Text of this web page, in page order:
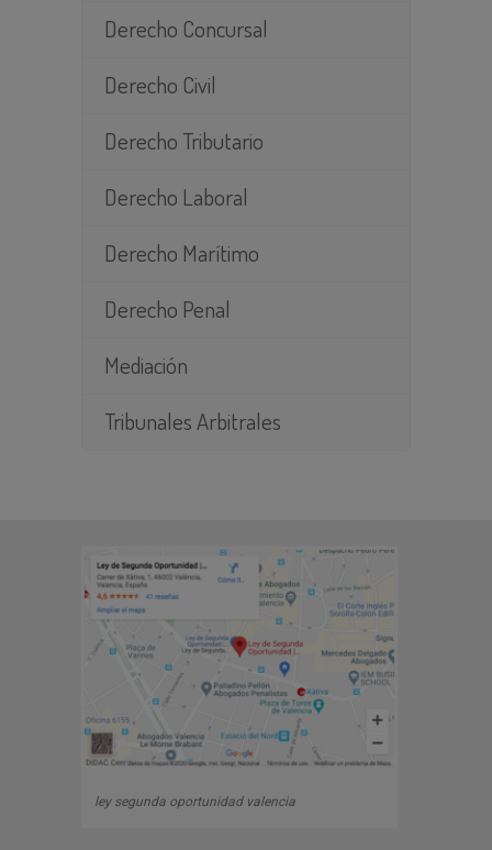
Derecho Concursal
Derecho Civil
Derecho Tributario
Derecho Laboral
Derecho Marítimo
Derecho Penal
Mediación
Tribunales Arbitrales
ley segunda oportunidad valencia